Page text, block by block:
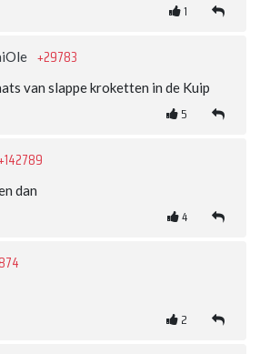
1
+29783
van slappe kroketten in de Kuip
5
dan
4
2